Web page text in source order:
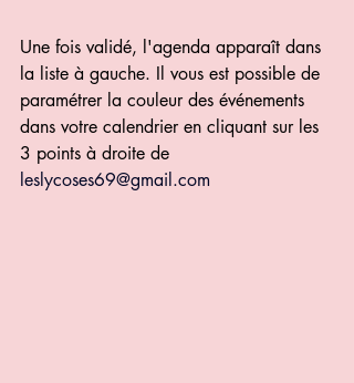
Une fois validé, l'agenda apparaît dans
la liste à gauche. Il vous est possible de
paramétrer la couleur des événements
dans votre calendrier en cliquant sur les
3 points à droite de
leslycoses69@gmail.com